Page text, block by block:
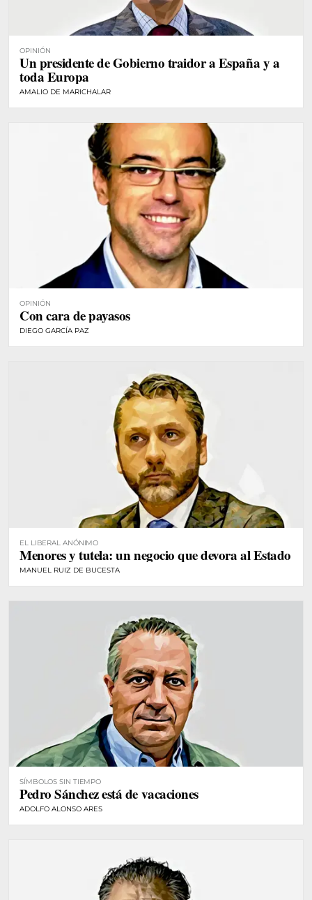
OPINIÓN
Un presidente de Gobierno traidor a España y a
toda Europa
AMALIO DE MARICHALAR
OPINIÓN
Con cara de payasos
DIEGO GARCÍA PAZ
EL LIBERAL ANÓNIMO
Menores y tutela: un negocio que devora al Estado
MANUEL RUIZ DE BUCESTA
SÍMBOLOS SIN TIEMPO
Pedro Sánchez está de vacaciones
ADOLFO ALONSO ARES